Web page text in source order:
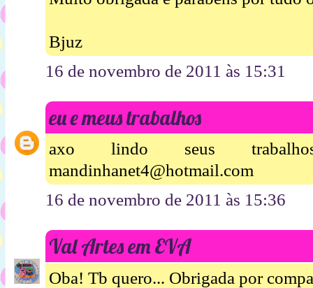
Bjuz
16 de novembro de 2011 às 15:31
eu e meus trabalhos
axo lindo seus
mandinhanet4@hotmail.com
16 de novembro de 2011 às 15:36
Val Artes em EVA
Oba! Tb quero... Obrigada por